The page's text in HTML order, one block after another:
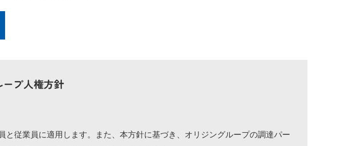
プ人権方針
従業員に適用します。また、本方針に基づき、オリジングループの調達パー